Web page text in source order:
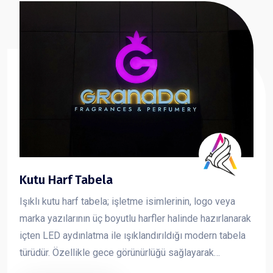
Kutu Harf Tabela
Işıklı kutu harf tabela; işletme isimlerinin, logo veya
marka yazılarının üç boyutlu harfler halinde hazırlanarak
içten LED aydınlatma ile ışıklandırıldığı modern tabela
türüdür. Özellikle gece görünürlüğü sağlayarak